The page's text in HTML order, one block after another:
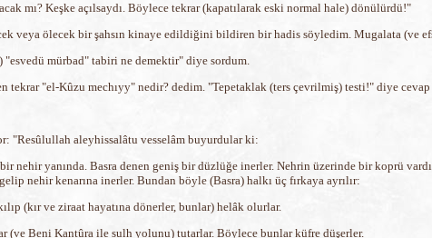
mı? Keşke açılsaydı. Böylece tekrar (kapatılarak eski normal hale) dönülürdü!"
veya ölecek bir şahsın kinaye edildiğini bildiren bir hadis söyledim. Mugalata (ve
"esvedü mürbad" tabiri ne demektir" diye sordum.
tekrar "el-Kûzu mechıyy" nedir? dedim. "Tepetaklak (ters çevrilmiş) testi!" diye
"Resûlullah aleyhissalâtu vesselâm buyurdular ki:
nehir yanında. Basra denen geniş bir düzlüğe inerler. Nehrin üzerinde bir koprü
nehir kenarına inerler. Bundan böyle (Basra) halkı üç fırkaya ayrılır:
(kır ve ziraat hayatına dönerler, bunlar) helâk olurlar.
(ve Beni Kantûra ile sulh yolunu) tutarlar. Böylece bunlar küfre düşerler.